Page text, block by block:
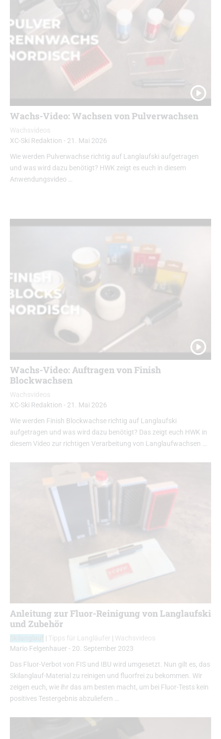
Wachs-Video: Wachsen von Pulverwachsen
Wachsvideos
XC-Ski Redaktion - 21. Mai 2026
Wie werden Pulverwachse richtig auf Langlaufski aufgetragen
und was wird dazu benötigt? HWK zeigt es euch in diesem
Anwendungsvideo …
Wachs-Video: Auftragen von Finish
Blockwachsen
Wachsvideos
XC-Ski Redaktion - 21. Mai 2026
Wie werden Finish Blockwachse richtig auf Langlaufski
aufgetragen und was wird dazu benötigt? Das zeigt euch HWK in
diesem Video zur richtigen Verarbeitung von Langlaufwachsen …
Anleitung zur Fluor-Reinigung von Langlaufski
und Zubehör
| Tipps für Langläufer | Wachsvideos
Mario Felgenhauer - 20. September 2023
Das Fluor-Verbot von FIS und IBU wird umgesetzt. Nun gilt es, das
Skilanglauf-Material zu reinigen und fluorfrei zu bekommen. Wir
zeigen euch, wie ihr das am besten macht, um bei Fluor-Tests kein
positives Testergebnis abzuliefern …